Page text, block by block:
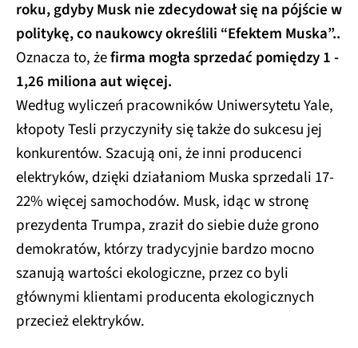
roku, gdyby Musk nie zdecydował się na pójście w
politykę, co naukowcy określili “Efektem Muska”..
Oznacza to, żefirma mogła sprzedać pomiędzy 1 -
1,26 miliona aut więcej.
Według wyliczeń pracowników Uniwersytetu Yale,
kłopoty Tesli przyczyniły się także do sukcesu jej
konkurentów. Szacują oni, że inni producenci
elektryków, dzięki działaniom Muska sprzedali 17-
22% więcej samochodów. Musk, idąc w stronę
prezydenta Trumpa, zraził do siebie duże grono
demokratów, którzy tradycyjnie bardzo mocno
szanują wartości ekologiczne, przez co byli
głównymi klientami producenta ekologicznych
przecież elektryków.